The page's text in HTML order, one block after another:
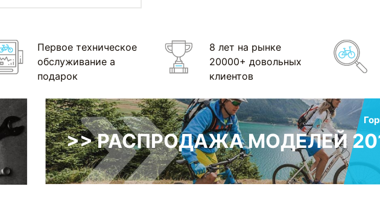
Первое техническое
обслуживание а
подарок
8 лет на рынке
20000+ довольных
клиентов
>> РАСПРОДАЖА МОДЕЛЕЙ